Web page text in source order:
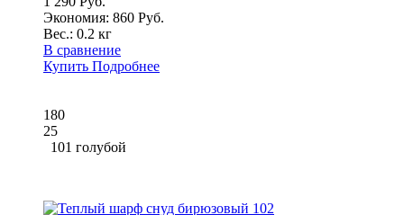
Экономия: 860 Руб.
Вес.: 0.2 кг
В сравнение
Купить Подробнее
180
25
101 голубой